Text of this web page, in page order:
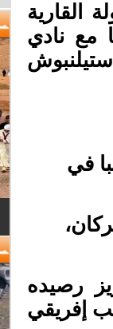
القارية
مع نادي
في
ببركان،
رصيده
إفريقي